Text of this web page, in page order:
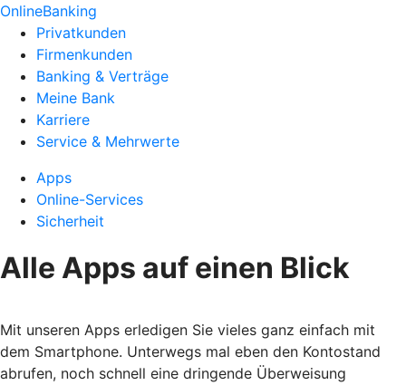
OnlineBanking
Privatkunden
Firmenkunden
Banking & Verträge
Meine Bank
Karriere
Service & Mehrwerte
Apps
Online-Services
Sicherheit
Alle Apps auf einen Blick
Mit unseren Apps erledigen Sie vieles ganz einfach mit
dem Smartphone. Unterwegs mal eben den Kontostand
abrufen, noch schnell eine dringende Überweisung